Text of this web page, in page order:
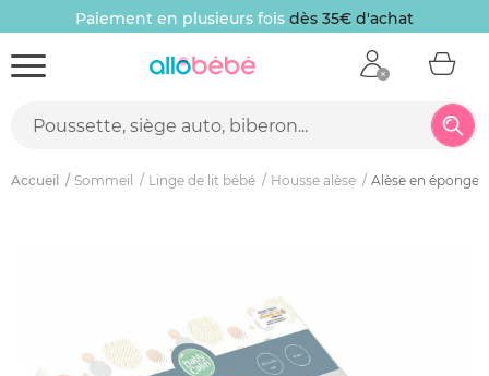
Paiement en plusieurs fois dès 35€ d'achat
Accueil Sommeil Linge de lit bébé Housse alèse Alèse en éponge